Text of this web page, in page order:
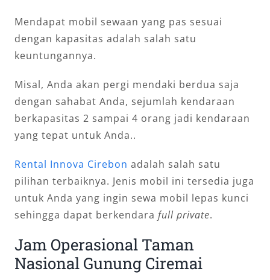
Mendapat mobil sewaan yang pas sesuai
dengan kapasitas adalah salah satu
keuntungannya.
Misal, Anda akan pergi mendaki berdua saja
dengan sahabat Anda, sejumlah kendaraan
berkapasitas 2 sampai 4 orang jadi kendaraan
yang tepat untuk Anda..
Rental Innova Cirebon adalah salah satu
pilihan terbaiknya. Jenis mobil ini tersedia juga
untuk Anda yang ingin sewa mobil lepas kunci
sehingga dapat berkendara full private.
Jam Operasional Taman
Nasional Gunung Ciremai